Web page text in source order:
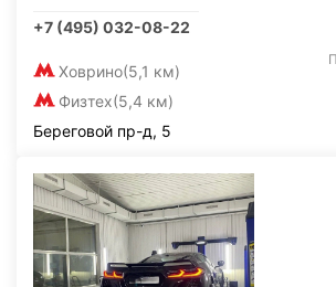
+7 (495) 032-08-22
Ховрино(5,1 км)
Физтех(5,4 км)
Береговой пр-д, 5